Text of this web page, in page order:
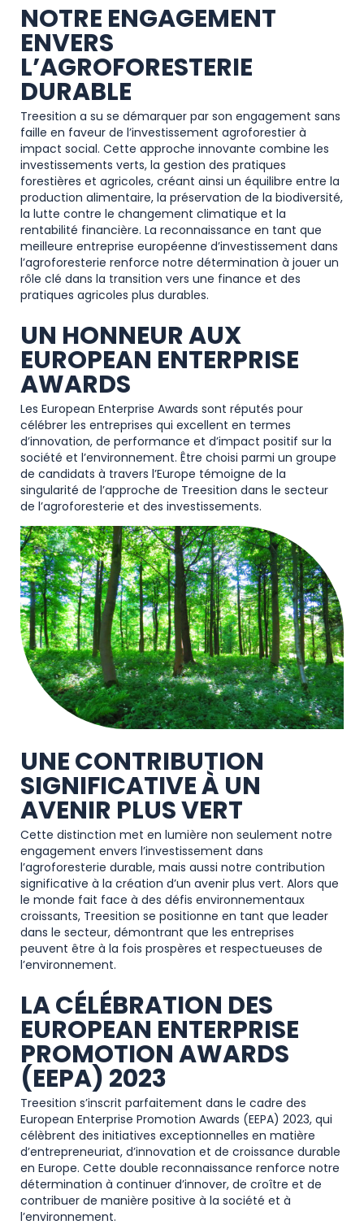
NOTRE ENGAGEMENT
ENVERS
L’AGROFORESTERIE
DURABLE
Treesition a su se démarquer par son engagement sans
faille en faveur de l’investissement agroforestier à
impact social. Cette approche innovante combine les
investissements verts, la gestion des pratiques
forestières et agricoles, créant ainsi un équilibre entre la
production alimentaire, la préservation de la biodiversité,
la lutte contre le changement climatique et la
rentabilité financière. La reconnaissance en tant que
meilleure entreprise européenne d’investissement dans
l’agroforesterie renforce notre détermination à jouer un
rôle clé dans la transition vers une finance et des
pratiques agricoles plus durables.
UN HONNEUR AUX
EUROPEAN ENTERPRISE
AWARDS
Les European Enterprise Awards sont réputés pour
célébrer les entreprises qui excellent en termes
d’innovation, de performance et d’impact positif sur la
société et l’environnement. Être choisi parmi un groupe
de candidats à travers l’Europe témoigne de la
singularité de l’approche de Treesition dans le secteur
de l’agroforesterie et des investissements.
UNE CONTRIBUTION
SIGNIFICATIVE À UN
AVENIR PLUS VERT
Cette distinction met en lumière non seulement notre
engagement envers l’investissement dans
l’agroforesterie durable, mais aussi notre contribution
significative à la création d’un avenir plus vert. Alors que
le monde fait face à des défis environnementaux
croissants, Treesition se positionne en tant que leader
dans le secteur, démontrant que les entreprises
peuvent être à la fois prospères et respectueuses de
l’environnement.
LA CÉLÉBRATION DES
EUROPEAN ENTERPRISE
PROMOTION AWARDS
(EEPA) 2023
Treesition s’inscrit parfaitement dans le cadre des
European Enterprise Promotion Awards (EEPA) 2023, qui
célèbrent des initiatives exceptionnelles en matière
d’entrepreneuriat, d’innovation et de croissance durable
en Europe. Cette double reconnaissance renforce notre
détermination à continuer d’innover, de croître et de
contribuer de manière positive à la société et à
l’environnement.